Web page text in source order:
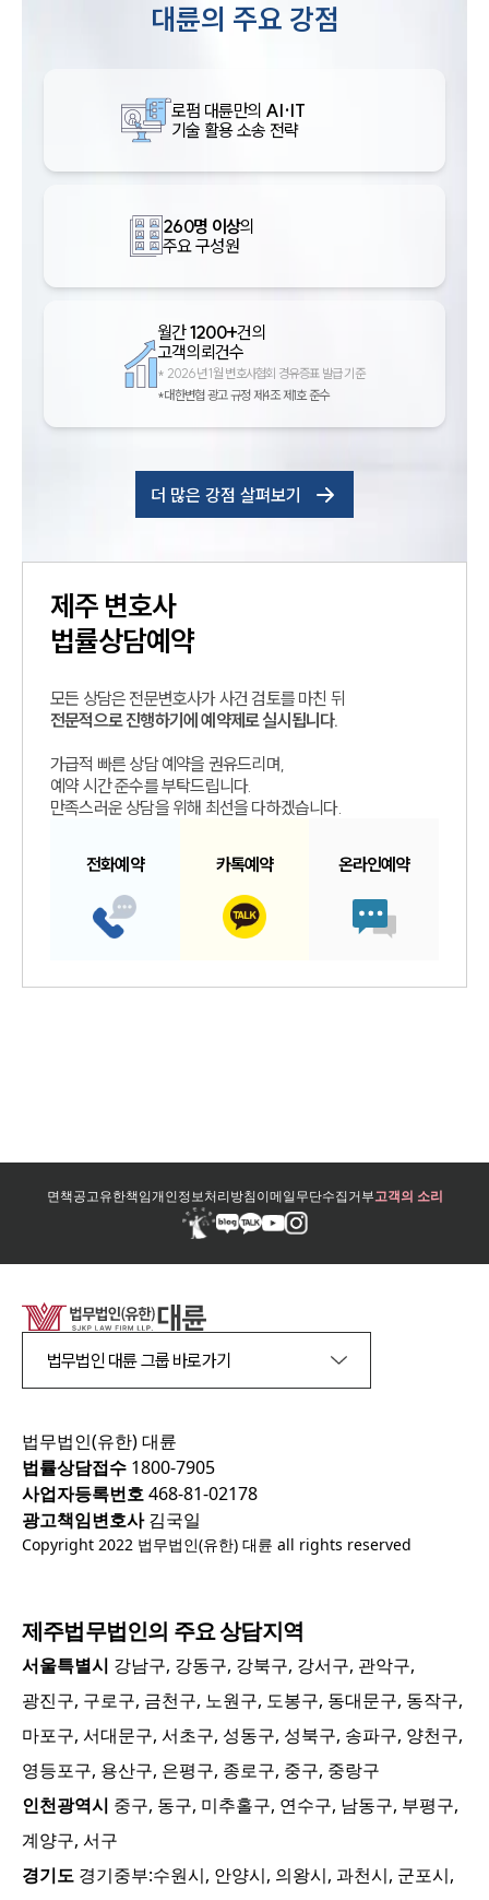
대륜의 주요 강점
로펌 대륜만의 AI·IT
기술 활용 소송 전략
260명 이상의
주요 구성원
월간1200+건의
고객의뢰건수
* 2026년 1월 변호사협회 경유증표 발급 기준
*대한변협 광고 규정 제4조 제1호 준수
더 많은 강점 살펴보기
제주 변호사
법률상담예약
모든 상담은 전문변호사가 사건 검토를 마친 뒤
전문적으로 진행하기에 예약제로 실시됩니다.
가급적 빠른 상담 예약을 권유드리며,
예약 시간 준수를 부탁드립니다.
만족스러운 상담을 위해 최선을 다하겠습니다.
전화예약 카톡예약 온라인예약
면책공고유한책임개인정보처리방침이메일무단수집거부고객의 소리
법무법인 대륜 그룹 바로가기
법무법인(유한) 대륜
법률상담접수 1800-7905
사업자등록번호468-81-02178
광고책임변호사김국일
Copyright 2022 법무법인(유한) 대륜 all rights reserved
제주법무법인의 주요 상담지역
서울특별시 강남구, 강동구, 강북구, 강서구, 관악구,
광진구, 구로구, 금천구, 노원구, 도봉구, 동대문구, 동작구,
마포구, 서대문구, 서초구, 성동구, 성북구, 송파구, 양천구,
영등포구, 용산구, 은평구, 종로구, 중구, 중랑구
인천광역시 중구, 동구, 미추홀구, 연수구, 남동구, 부평구,
계양구, 서구
경기도 경기중부:수원시, 안양시, 의왕시, 과천시, 군포시,